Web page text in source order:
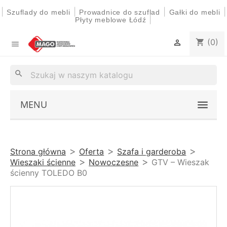
Szuflady do mebli Prowadnice do szuflad Gałki do mebli
Płyty meblowe Łódź
 shopping_cart (0)

search
MENU
Strona główna Oferta
Szafa i garderoba
Wieszaki ścienne
Nowoczesne
GTV – Wieszak
ścienny TOLEDO B0